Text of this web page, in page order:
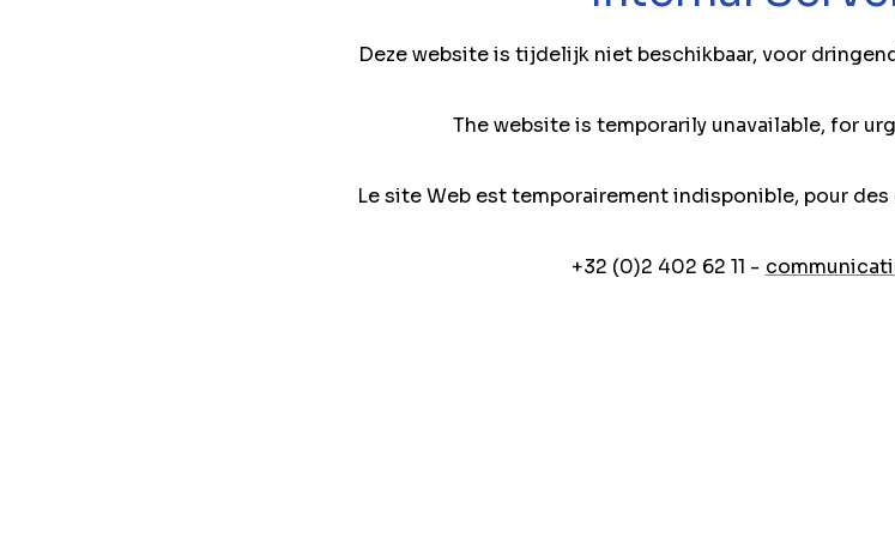
Deze website is tijdelijk niet beschikbaar, voor
The website is temporarily unavailable, for
Le site Web est temporairement indisponible, pour
+32 (0)2 402 62 11 -